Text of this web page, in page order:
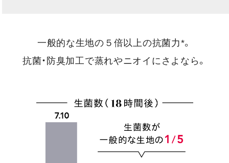
一般的な生地の５倍以上の抗菌力*。
抗菌・防臭加工で蒸れやニオイにさよなら。